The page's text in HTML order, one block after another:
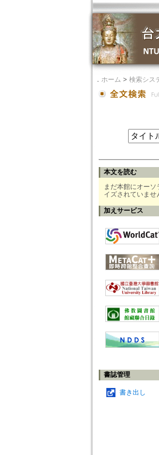
． ホーム > 検索シス
本文を読む
まだ本館にオーソ
イズされていませ
加えサービス
書誌管理
書き出し